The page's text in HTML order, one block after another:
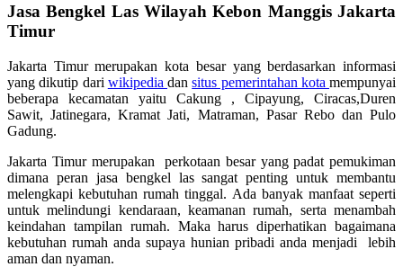
Jasa Bengkel Las Wilayah Kebon Manggis Jakarta
Timur
Jakarta Timur merupakan kota besar yang berdasarkan informasi
yang dikutip dari wikipedia dansitus pemerintahan kota mempunyai
beberapa kecamatan yaitu Cakung , Cipayung, Ciracas,Duren
Sawit, Jatinegara, Kramat Jati, Matraman, Pasar Rebo dan Pulo
Gadung.
Jakarta Timur merupakan perkotaan besar yang padat pemukiman
dimana peran jasa bengkel las sangat penting untuk membantu
melengkapi kebutuhan rumah tinggal. Ada banyak manfaat seperti
untuk melindungi kendaraan, keamanan rumah, serta menambah
keindahan tampilan rumah. Maka harus diperhatikan bagaimana
kebutuhan rumah anda supaya hunian pribadi anda menjadi lebih
aman dan nyaman.